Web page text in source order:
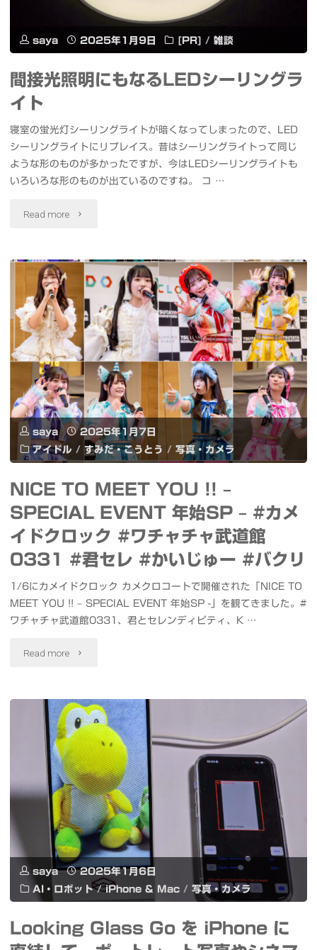
シ
#
寿
プ
リ
研
究
生
公
園"
メ
シ
ュ
ト
に
三
脚
に
も
簡
単
に
接
続
Ulanzi
用
ス
マ
ホ
ホ
ル
三
saya 2025年1月9日 [PR] / 雑談
間接光照明にもなるLEDシーリングラ
イト
寝室の蛍光灯シーリングライトが暗くなってしまったので、LED
シーリングライトにリプレイス。昔はシーリングライトって同じ
ような形のものが多かったですが、今はLEDシーリングライトも
いろいろな形のものが出ているのですね。 コ …
Read more "間
照
明
に
も
な
る
シ
リ
ン
グ
saya
2025年1月7日
アイドル / すみだ・こうとう / 写真・カメラ
NICE TO MEET YOU !! –
SPECIAL EVENT 年始SP – #カメ
イドクロック #ワチャチャ武道館
0331 #君セレ #かいじゅー #バクリ
1/6にカメイドクロック カメクロコートで開催された「NICE TO
MEET YOU !! – SPECIAL EVENT 年始SP -」を観てきました。#
ワチャチャ武道館0331、君とセレンディピティ、K …
Read more "NICE
MEET
YOU
!!
–
SPECIAL
EVENT
年
SP
saya
2025年1月6日
AI・ロボット / iPhone & Mac / 写真・カメラ
Looking Glass Go を iPhone に